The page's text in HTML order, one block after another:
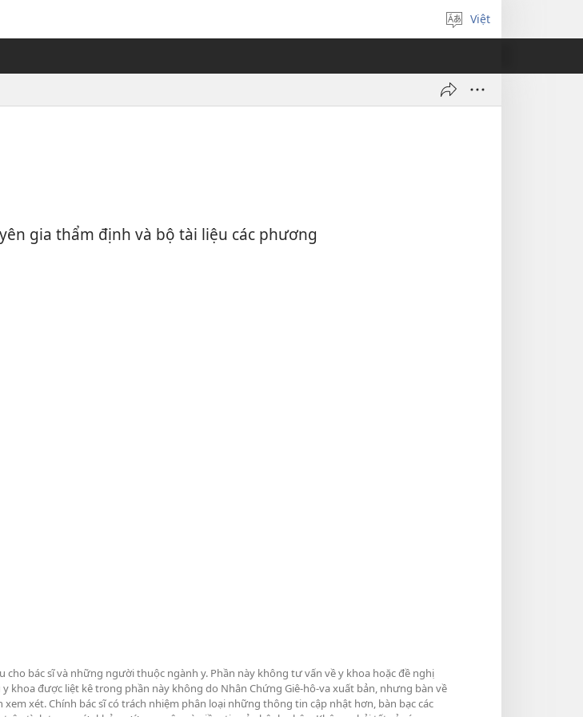
Chọn
ngôn
Việt
gia thẩm định và bộ tài liệu các phương
bác sĩ và những người thuộc ngành y. Phần này không tư vấn về y khoa hoặc đề nghị
khoa được liệt kê trong phần này không do Nhân Chứng Giê-hô-va xuất bản, nhưng bàn về
xét. Chính bác sĩ có trách nhiệm phân loại những thông tin cập nhật hơn, bàn bạc các